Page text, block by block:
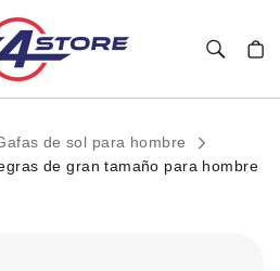
de sol para hombre
de gran tamaño para hombre